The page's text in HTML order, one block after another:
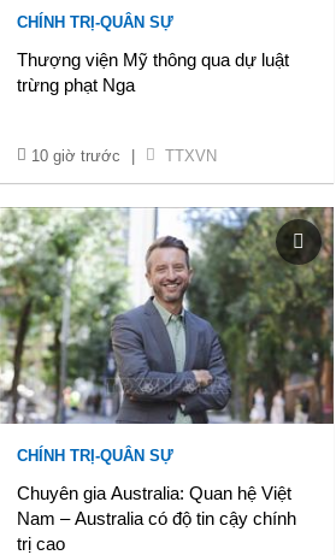
CHÍNH TRỊ-QUÂN SỰ
Thượng viện Mỹ thông qua dự luật
trừng phạt Nga
10 giờ trước TTXVN
CHÍNH TRỊ-QUÂN SỰ
Chuyên gia Australia: Quan hệ Việt
Nam – Australia có độ tin cậy chính
trị cao